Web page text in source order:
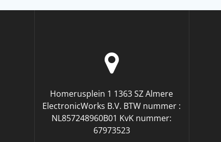
Homerusplein 1 1363 SZ Almere
ElectronicWorks B.V. BTW nummer :
NL857248960B01 KvK nummer:
67973523